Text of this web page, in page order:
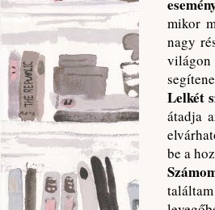
mikor
nagy
Lelkét
átadja
be a